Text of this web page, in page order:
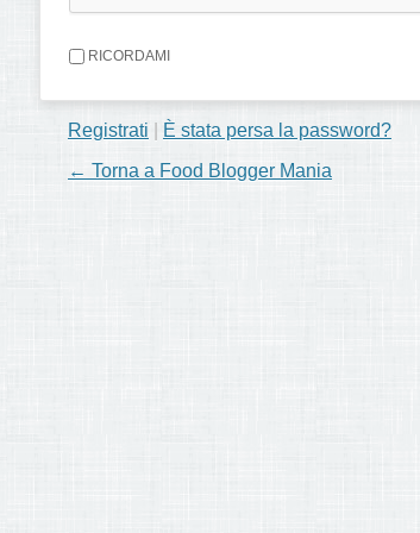
RICORDAMI
Registrati
È stata persa la password?
← Torna a Food Blogger Mania